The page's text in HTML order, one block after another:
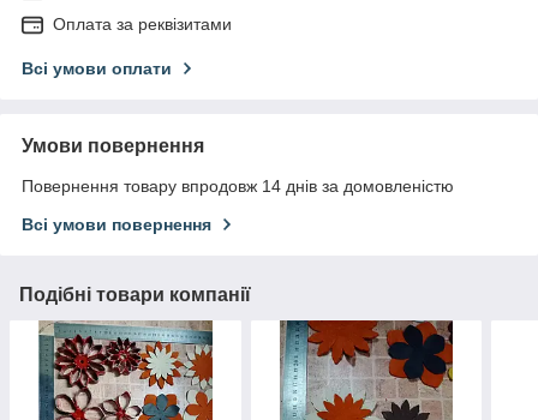
Оплата за реквізитами
Всі умови оплати
Умови повернення
Повернення товару впродовж 14 днів за домовленістю
Всі умови повернення
Подібні товари компанії